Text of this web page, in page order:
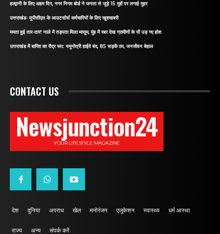
हल्द्वानी के लिए अहम दिन, नगर निगम बोर्ड ने जनता से जुड़े 15 मुद्दों पर लगाई मुहर
उत्तराखंडः यूपीसीएल के आउटसोर्स कर्मचारियों के लिए खुशखबरी
ममता हुई तार-तार! नाले में तड़पता मिला मासूम, मुंह में रबर देख ग्रामीणों के भी उड़ गए होश
उत्तराखंड में बारिश का रौद्र रूप: यमुनोत्री हाईवे बंद, 85 सड़कें ठप, जनजीवन बेहाल
CONTACT US
Newsjunction24
YOUR LIFESTYLE MAGAZINE
देश दुनिया अपराध खेल मनोरंजन एजुकेशन स्वास्थ्य धर्म आस्था
राज्य अन्य संपर्क करें